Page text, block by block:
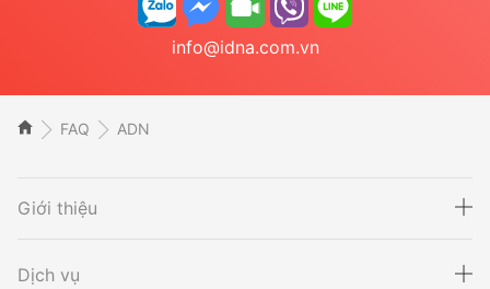
info@idna.com.vn
FAQ ADN
Giới thiệu
Dịch vụ